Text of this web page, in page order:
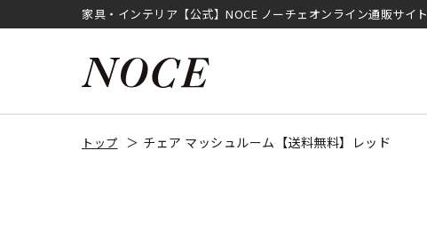
家具・インテリア【公式】NOCE ノーチェオンライン通販サイト
トップ チェア マッシュルーム【送料無料】レッド